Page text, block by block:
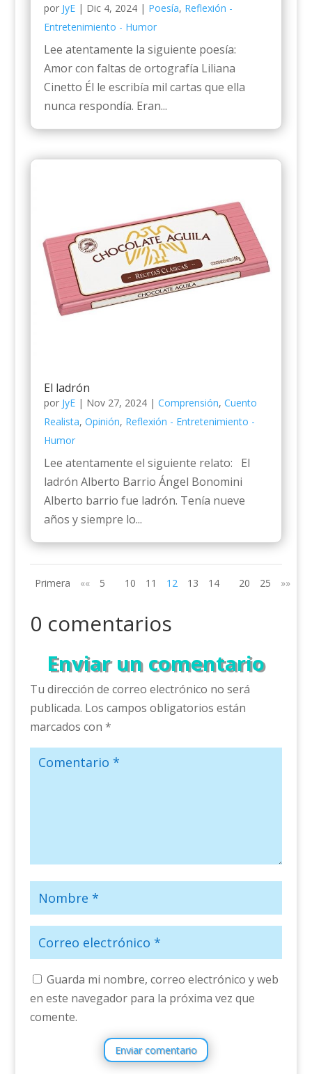
por JyE| Dic 4, 2024| Poesía, Reflexión -
Entretenimiento - Humor
Lee atentamente la siguiente poesía:
Amor con faltas de ortografía Liliana
Cinetto Él le escribía mil cartas que ella
nunca respondía. Eran...
El ladrón
por JyE| Nov 27, 2024| Comprensión, Cuento
Realista, Opinión, Reflexión - Entretenimiento -
Humor
Lee atentamente el siguiente relato: El
ladrón Alberto Barrio Ángel Bonomini
Alberto barrio fue ladrón. Tenía nueve
años y siempre lo...
Primera «« 5 10 11 12 13 14 20 25 »»
0 comentarios
Enviar un comentario
Tu dirección de correo electrónico no será
publicada. Los campos obligatorios están
marcados con *
Guarda mi nombre, correo electrónico y web
en este navegador para la próxima vez que
comente.
Enviar comentario